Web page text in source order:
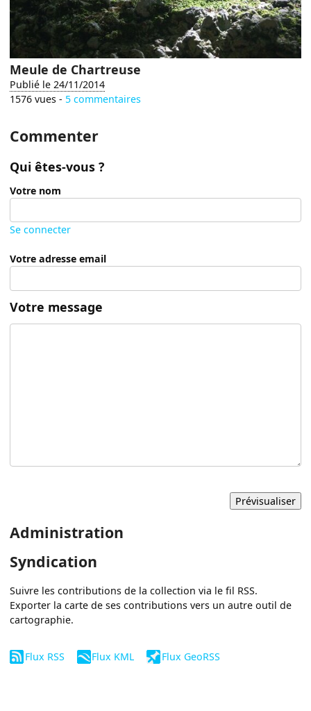
Meule de Chartreuse
Publié le 24/11/2014
1576 vues - 5 commentaires
Commenter
Qui êtes-vous ?
Votre nom
Se connecter
Votre adresse email
Votre message
Administration
Syndication
Suivre les contributions de la collection via le fil RSS.
Exporter la carte de ses contributions vers un autre outil de
cartographie.
Flux RSS Flux KML Flux GeoRSS